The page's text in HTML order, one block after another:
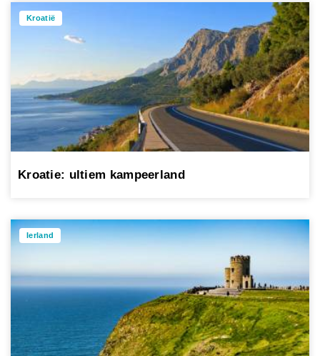
Kroatië
Kroatie: ultiem kampeerland
Ierland